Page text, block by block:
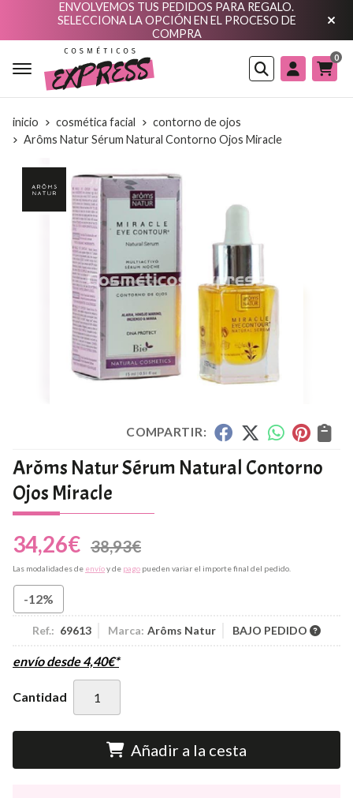
ENVOLVEMOS TUS PEDIDOS PARA REGALO.
SELECCIONA LA OPCIÓN EN EL PROCESO DE
COMPRA
Buscar
0
inicio cosmética facial
contorno de ojos
Arôms Natur Sérum Natural Contorno Ojos Miracle
COMPARTIR:
Arôms Natur Sérum Natural Contorno
Ojos Miracle
34,26€ 38,93€
Las modalidades de envíoy de pago pueden variar el importe final del pedido.
-12%
Ref.: 69613 Marca: Arôms Natur BAJO PEDIDO
envío desde4,40€*
Cantidad
Añadir a la cesta